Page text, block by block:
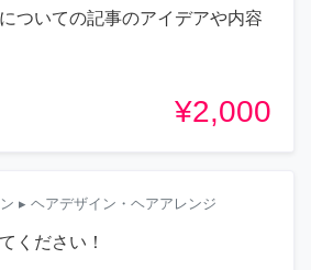
ついての記事のアイデアや内容
¥2,000
▸ ヘアデザイン・ヘアアレンジ
ください！